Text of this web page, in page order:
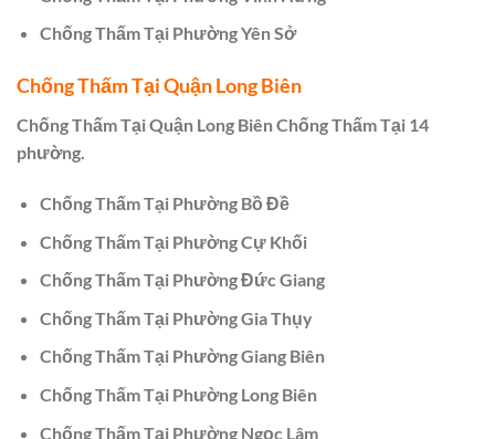
Chống Thấm Tại Phường Yên Sở
Chống Thấm Tại Quận Long Biên
Chống Thấm Tại Quận Long Biên Chống Thấm Tại 14
phường.
Chống Thấm Tại Phường Bồ Đề
Chống Thấm Tại Phường Cự Khối
Chống Thấm Tại Phường Đức Giang
Chống Thấm Tại Phường Gia Thụy
Chống Thấm Tại Phường Giang Biên
Chống Thấm Tại Phường Long Biên
Chống Thấm Tại Phường Ngọc Lâm